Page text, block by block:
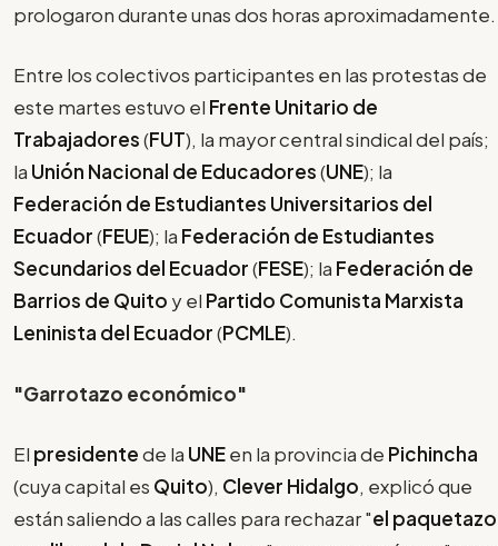
prologaron durante unas dos horas aproximadamente.
Entre los colectivos participantes en las protestas de
este martes estuvo el Frente Unitario de
Trabajadores(FUT), la mayor central sindical del país;
la Unión Nacional de Educadores(UNE); la
Federación de Estudiantes Universitarios del
Ecuador(FEUE); la Federación de Estudiantes
Secundarios del Ecuador(FESE); la Federación de
Barrios de Quito y el Partido Comunista Marxista
Leninista del Ecuador(PCMLE).
"Garrotazo económico"
El presidentede la UNEen la provincia de Pichincha
(cuya capital es Quito), Clever Hidalgo, explicó que
están saliendo a las calles para rechazar "el paquetazo